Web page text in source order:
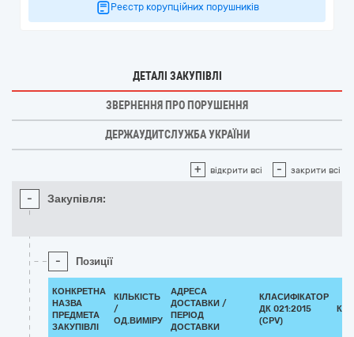
Реєстр корупційних порушників
ДЕТАЛІ ЗАКУПІВЛІ
ЗВЕРНЕННЯ ПРО ПОРУШЕННЯ
ДЕРЖАУДИТСЛУЖБА УКРАЇНИ
+ відкрити всі - закрити всі
- Закупівля:
- Позиції
КОНКРЕТНА
НАЗВА
ПРЕДМЕТА
ЗАКУПІВЛІ
КІЛЬКІСТЬ
/
ОД.ВИМІРУ
АДРЕСА
ДОСТАВКИ /
ПЕРІОД
ДОСТАВКИ
КЛАСИФІКАТОР
ДК 021:2015
(CPV)